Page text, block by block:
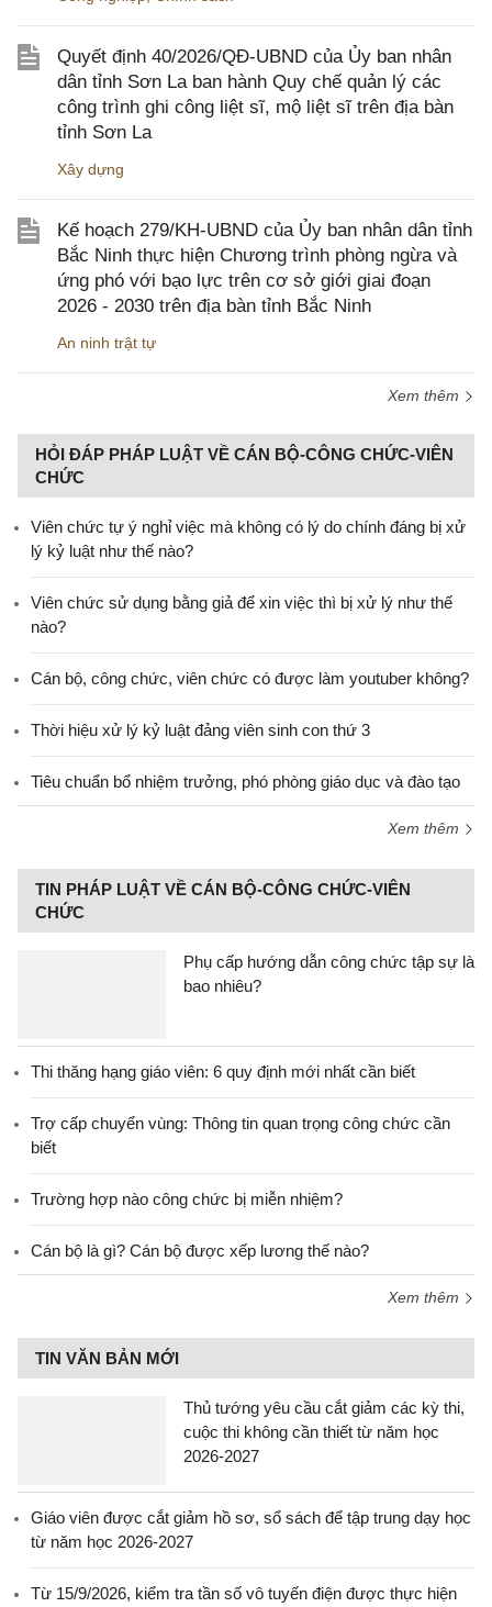
Quyết định 40/2026/QĐ-UBND của Ủy ban nhân
dân tỉnh Sơn La ban hành Quy chế quản lý các
công trình ghi công liệt sĩ, mộ liệt sĩ trên địa bàn
tỉnh Sơn La
Xây dựng
Kế hoạch 279/KH-UBND của Ủy ban nhân dân tỉnh
Bắc Ninh thực hiện Chương trình phòng ngừa và
ứng phó với bạo lực trên cơ sở giới giai đoạn
2026 - 2030 trên địa bàn tỉnh Bắc Ninh
An ninh trật tự
Xem thêm
HỎI ĐÁP PHÁP LUẬT VỀ CÁN BỘ-CÔNG CHỨC-VIÊN
CHỨC
Viên chức tự ý nghỉ việc mà không có lý do chính đáng bị xử
lý kỷ luật như thế nào?
Viên chức sử dụng bằng giả để xin việc thì bị xử lý như thế
nào?
Cán bộ, công chức, viên chức có được làm youtuber không?
Thời hiệu xử lý kỷ luật đảng viên sinh con thứ 3
Tiêu chuẩn bổ nhiệm trưởng, phó phòng giáo dục và đào tạo
Xem thêm
TIN PHÁP LUẬT VỀ CÁN BỘ-CÔNG CHỨC-VIÊN
CHỨC
Phụ cấp hướng dẫn công chức tập sự là
bao nhiêu?
Thi thăng hạng giáo viên: 6 quy định mới nhất cần biết
Trợ cấp chuyển vùng: Thông tin quan trọng công chức cần
biết
Trường hợp nào công chức bị miễn nhiệm?
Cán bộ là gì? Cán bộ được xếp lương thế nào?
Xem thêm
TIN VĂN BẢN MỚI
Thủ tướng yêu cầu cắt giảm các kỳ thi,
cuộc thi không cần thiết từ năm học
2026-2027
Giáo viên được cắt giảm hồ sơ, sổ sách để tập trung dạy học
từ năm học 2026-2027
Từ 15/9/2026, kiểm tra tần số vô tuyến điện được thực hiện